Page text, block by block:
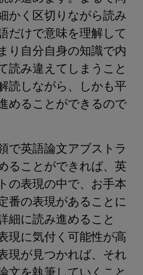
かく区切りながら読み
だけで意味を理解して
り自分自身の知識で内
読み違えてしまうこと
読しながら、しかも平
めることができるので
で英語論文アブストラ
ることができれば、英
の表現の中で、お手本
番の表現があることに
細に読み進めること
現に気付く可能性が高
現が見つかれば、それ
文を執筆していくこと